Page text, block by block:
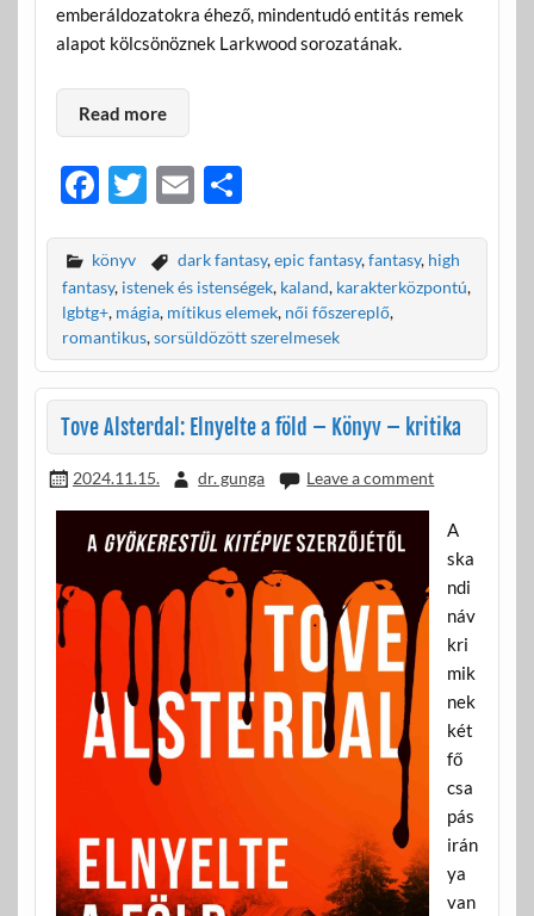
emberáldozatokra éhező, mindentudó entitás remek
alapot kölcsönöznek Larkwood sorozatának.
Read more
F
e
b
o
o
k
T
itt
er
E
ail
O
za
m
e
g
könyv dark fantasy,epic fantasy,fantasy, high
fantasy, istenek és istenségek, kaland, karakterközpontú,
lgbtg+, mágia, mítikus elemek, női főszereplő,
romantikus,sorsüldözött szerelmesek
Tove Alsterdal: Elnyelte a föld – Könyv – kritika
2024.11.15. dr. gunga Leave a comment
A
ska
ndi
náv
kri
mik
nek
két
fő
csa
pás
irán
ya
van